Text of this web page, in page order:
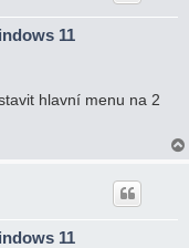
11
hlavní menu na 2
11